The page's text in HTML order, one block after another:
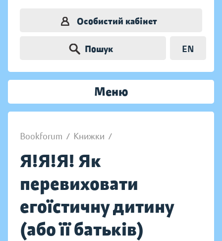
Особистий кабінет
Пошук EN
Меню
Bookforum / Книжки /
Я!Я!Я! Як
перевиховати
егоїстичну дитину
(або її батьків)